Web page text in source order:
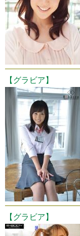
【グラビア】
【グラビア】